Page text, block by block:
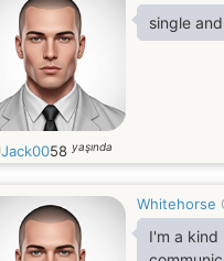
single
Jack0058 yaşında
Whitehorse
I'm a kind